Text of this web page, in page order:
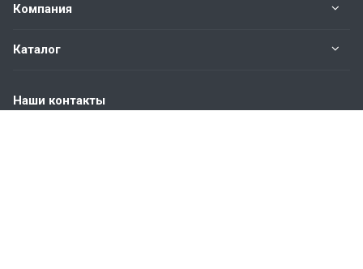
Компания
Каталог
Наши контакты